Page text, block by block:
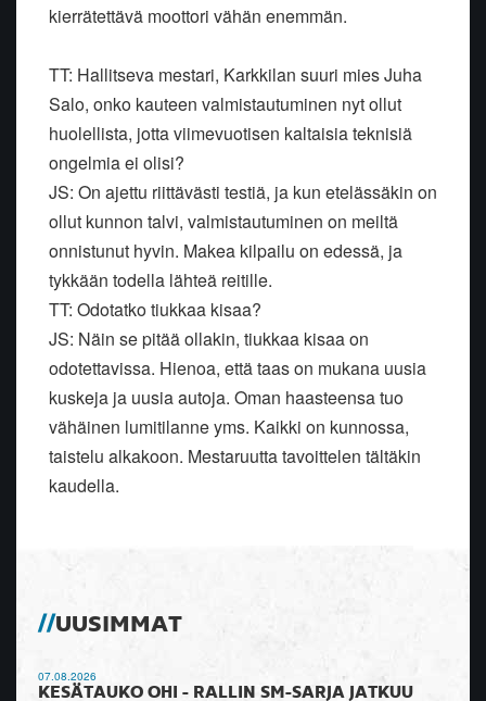
kierrätettävä moottori vähän enemmän.
TT: Hallitseva mestari, Karkkilan suuri mies Juha
Salo, onko kauteen valmistautuminen nyt ollut
huolellista, jotta viimevuotisen kaltaisia teknisiä
ongelmia ei olisi?
JS: On ajettu riittävästi testiä, ja kun etelässäkin on
ollut kunnon talvi, valmistautuminen on meiltä
onnistunut hyvin. Makea kilpailu on edessä, ja
tykkään todella lähteä reitille.
TT: Odotatko tiukkaa kisaa?
JS: Näin se pitää ollakin, tiukkaa kisaa on
odotettavissa. Hienoa, että taas on mukana uusia
kuskeja ja uusia autoja. Oman haasteensa tuo
vähäinen lumitilanne yms. Kaikki on kunnossa,
taistelu alkakoon. Mestaruutta tavoittelen tältäkin
kaudella.
UUSIMMAT
07.08.2026
KESÄTAUKO OHI - RALLIN SM-SARJA JATKUU